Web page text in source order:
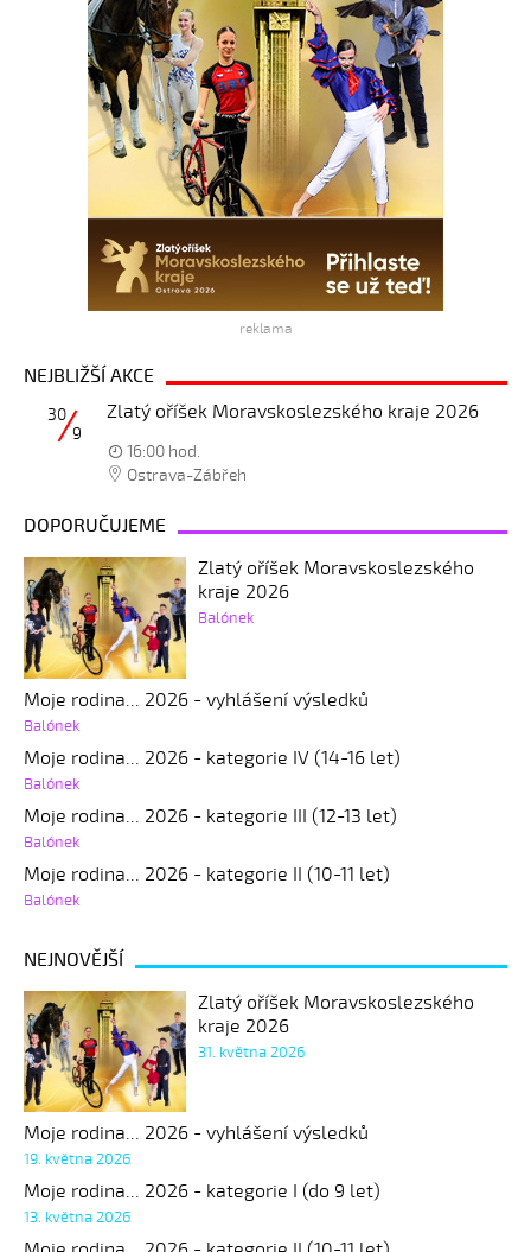
reklama
NEJBLIŽŠÍ AKCE
Zlatý oříšek Moravskoslezského kraje 2026
30
9
16:00 hod.
Ostrava-Zábřeh
DOPORUČUJEME
Zlatý oříšek Moravskoslezského
kraje 2026
Balónek
Moje rodina... 2026 - vyhlášení výsledků
Balónek
Moje rodina... 2026 - kategorie IV (14-16 let)
Balónek
Moje rodina... 2026 - kategorie III (12-13 let)
Balónek
Moje rodina... 2026 - kategorie II (10-11 let)
Balónek
NEJNOVĚJŠÍ
Zlatý oříšek Moravskoslezského
kraje 2026
31. května 2026
Moje rodina... 2026 - vyhlášení výsledků
19. května 2026
Moje rodina... 2026 - kategorie I (do 9 let)
13. května 2026